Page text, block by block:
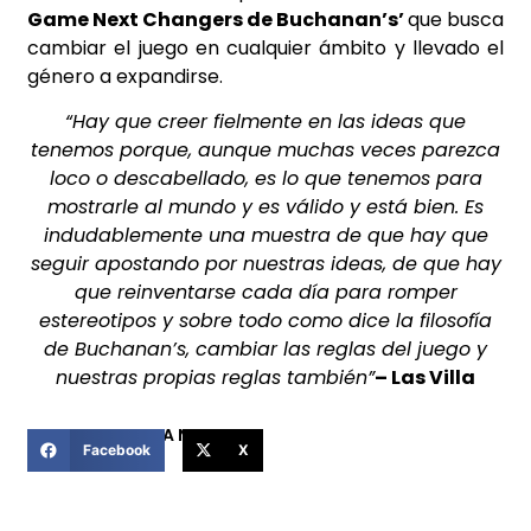
Game Next Changers de Buchanan’s’que busca
cambiar el juego en cualquier ámbito y llevado el
género a expandirse.
“Hay que creer fielmente en las ideas que
tenemos porque, aunque muchas veces parezca
loco o descabellado, es lo que tenemos para
mostrarle al mundo y es válido y está bien. Es
indudablemente una muestra de que hay que
seguir apostando por nuestras ideas, de que hay
que reinventarse cada día para romper
estereotipos y sobre todo como dice la filosofía
de Buchanan’s, cambiar las reglas del juego y
nuestras propias reglas también”– Las Villa
COMPARTIR ESTA NOTICIA
Facebook X